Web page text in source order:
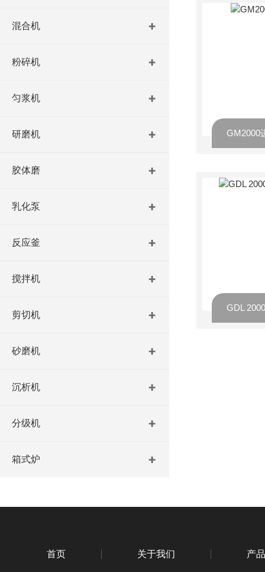
混合机
粉碎机
匀浆机
研磨机
胶体磨
乳化泵
反应釜
搅拌机
剪切机
砂磨机
沉析机
分级机
箱式炉
GM2000
首页 关于我们 产